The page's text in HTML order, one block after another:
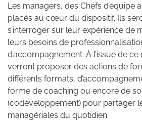
Les managers, des Chefs d’équipe
placés au cœur du dispositif. Ils
s’interroger sur leur expérience de
leurs besoins de
d’accompagnement. À l’issue de
verront proposer des actions de
différents formats,
forme de coaching ou encore de
(codéveloppement) pour partager
managériales du quotidien.